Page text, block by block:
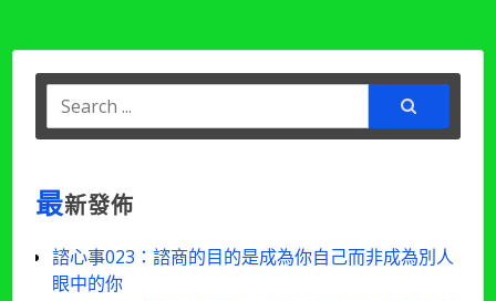
Search
for:
最新發佈
諮心事023：諮商的目的是成為你自己而非成為別人
眼中的你